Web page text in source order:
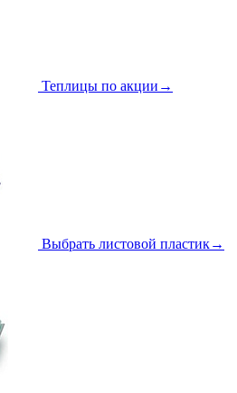
Теплицы по акции →
Выбрать листовой пластик→